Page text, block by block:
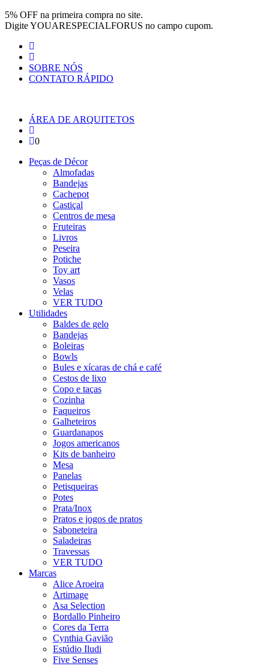
Pular para o conteúdo
5% OFF na primeira compra no site.
DigiteYOUARESPECIALFORUS no campo cupom.
SOBRE NÓS
CONTATO RÁPIDO
ÁREA DE ARQUITETOS
0
Peças de Décor
Almofadas
Bandejas
Cachepot
Castiçal
Centros de mesa
Fruteiras
Livros
Peseira
Potiche
Toy art
Vasos
Velas
VER TUDO
Utilidades
Baldes de gelo
Bandejas
Boleiras
Bowls
Bules e xícaras de chá e café
Cestos de lixo
Copo e taças
Cozinha
Faqueiros
Galheteiros
Guardanapos
Jogos americanos
Kits de banheiro
Mesa
Panelas
Petisqueiras
Potes
Prata/Inox
Pratos e jogos de pratos
Saboneteira
Saladeiras
Travessas
VER TUDO
Marcas
Alice Aroeira
Artimage
Asa Selection
Bordallo Pinheiro
Cores da Terra
Cynthia Gavião
Estúdio Iludi
Five Senses